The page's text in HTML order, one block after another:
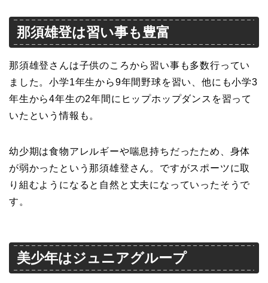
那須雄登は習い事も豊富
那須雄登さんは子供のころから習い事も多数行ってい
ました。小学1年生から9年間野球を習い、他にも小学3
年生から4年生の2年間にヒップホップダンスを習って
いたという情報も。
幼少期は食物アレルギーや喘息持ちだったため、身体
が弱かったという那須雄登さん。ですがスポーツに取
り組むようになると自然と丈夫になっていったそうで
す。
美少年はジュニアグループ